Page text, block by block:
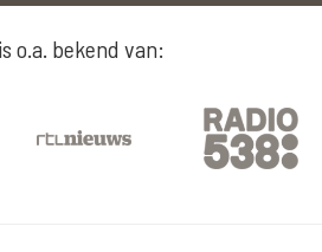
o.a. bekend van: